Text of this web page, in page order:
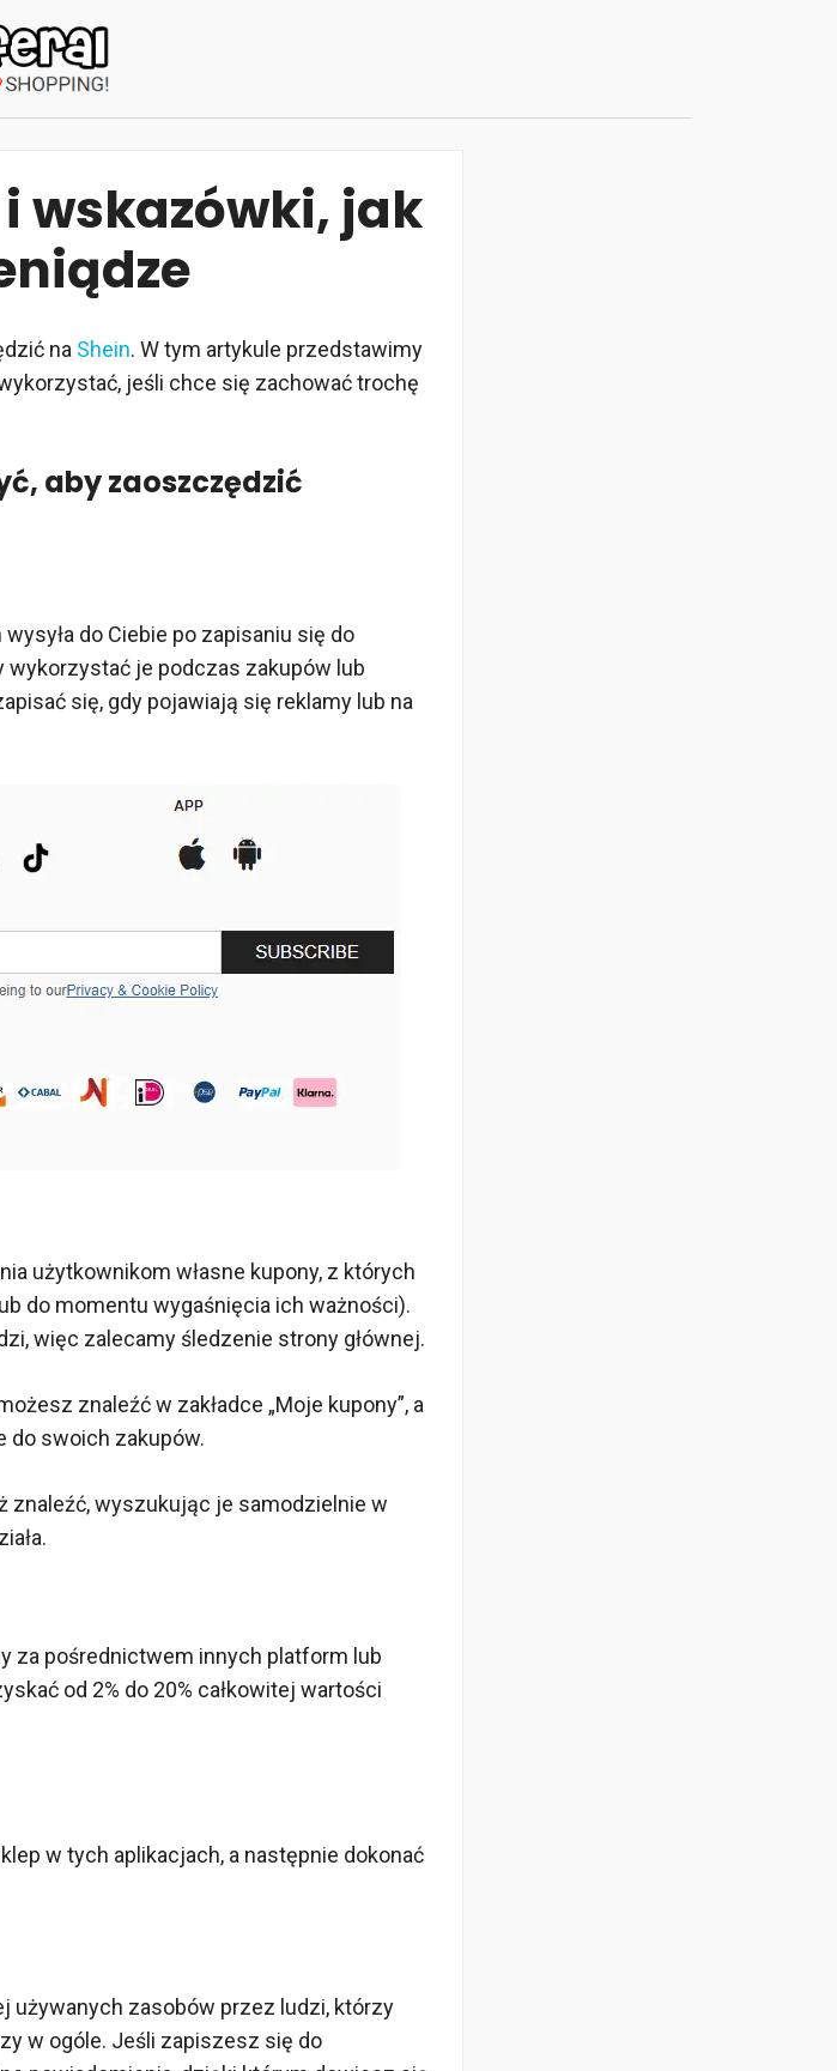
wskazówki, jak
na Shein. W tym artykule przedstawimy
jeśli chce się zachować trochę
aby zaoszczędzić
do Ciebie po zapisaniu się do
wykorzystać je podczas zakupów lub
się, gdy pojawiają się reklamy lub na
użytkownikom własne kupony, z których
do momentu wygaśnięcia ich ważności).
więc zalecamy śledzenie strony głównej.
znaleźć w zakładce „Moje kupony”, a
do swoich zakupów.
znaleźć, wyszukując je samodzielnie w
za pośrednictwem innych platform lub
od 2% do 20% całkowitej wartości
w tych aplikacjach, a następnie dokonać
używanych zasobów przez ludzi, którzy
w ogóle. Jeśli zapiszesz się do